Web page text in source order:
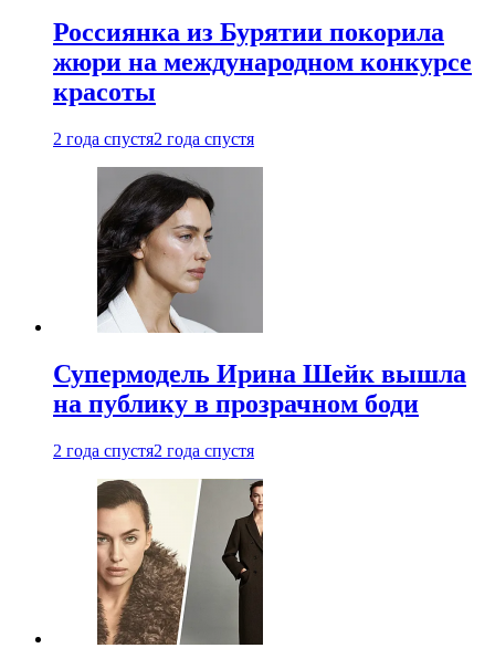
Россиянка из Бурятии покорила
жюри на международном конкурсе
красоты
2 года спустя2 года спустя
Супермодель Ирина Шейк вышла
на публику в прозрачном боди
2 года спустя2 года спустя